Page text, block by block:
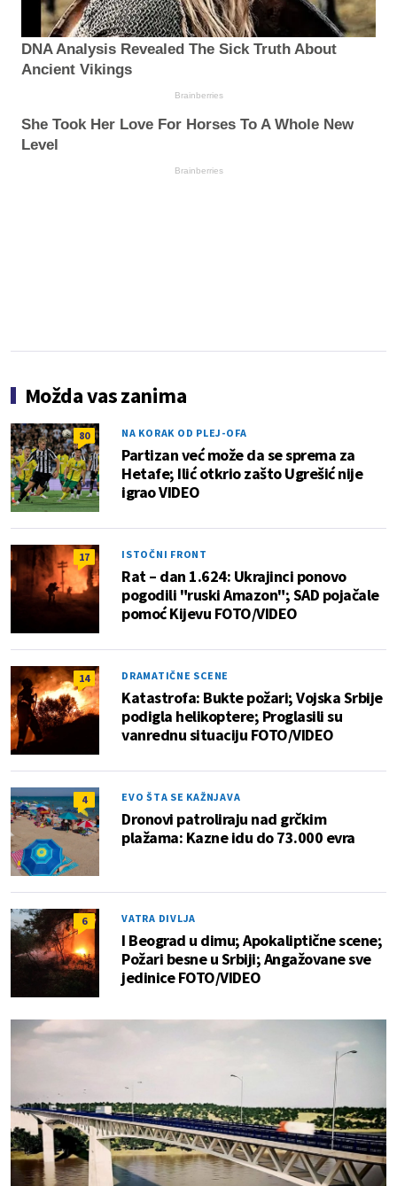
DNA Analysis Revealed The Sick Truth About
Ancient Vikings
Brainberries
She Took Her Love For Horses To A Whole New
Level
Brainberries
Možda vas zanima
80 NA KORAK OD PLEJ-OFA
Partizan već može da se sprema za
Hetafe; Ilić otkrio zašto Ugrešić nije
igrao VIDEO
17 ISTOČNI FRONT
Rat – dan 1.624: Ukrajinci ponovo
pogodili "ruski Amazon"; SAD pojačale
pomoć Kijevu FOTO/VIDEO
14 DRAMATIČNE SCENE
Katastrofa: Bukte požari; Vojska Srbije
podigla helikoptere; Proglasili su
vanrednu situaciju FOTO/VIDEO
4 EVO ŠTA SE KAŽNJAVA
Dronovi patroliraju nad grčkim
plažama: Kazne idu do 73.000 evra
6 VATRA DIVLJA
I Beograd u dimu; Apokaliptične scene;
Požari besne u Srbiji; Angažovane sve
jedinice FOTO/VIDEO